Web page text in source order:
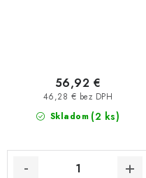
Skladom (2 ks)
46,28 € bez DPH
56,92 €